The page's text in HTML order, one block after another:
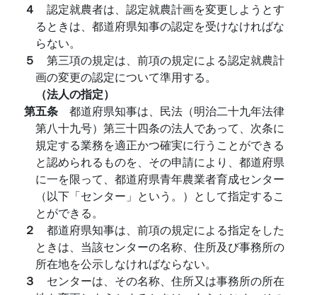
４ 認定就農者は、認定就農計画を変更しようとす
るときは、都道府県知事の認定を受けなければな
らない。
５ 第三項の規定は、前項の規定による認定就農計
画の変更の認定について準用する。
（法人の指定）
第五条 都道府県知事は、民法（明治二十九年法律
第八十九号）第三十四条の法人であって、次条に
規定する業務を適正かつ確実に行うことができる
と認められるものを、その申請により、都道府県
に一を限って、都道府県青年農業者育成センター
（以下「センター」という。）として指定するこ
とができる。
２ 都道府県知事は、前項の規定による指定をした
ときは、当該センターの名称、住所及び事務所の
所在地を公示しなければならない。
３ センターは、その名称、住所又は事務所の所在